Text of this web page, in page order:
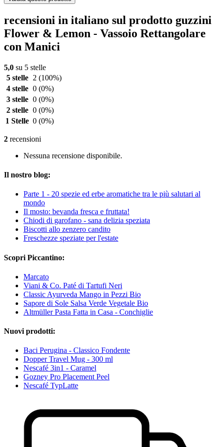
recensioni in italiano sul prodotto guzzini
Flower & Lemon - Vassoio Rettangolare
con Manici
5,0 su 5 stelle
5 stelle
2 (100%)
4 stelle 0 (0%)
3 stelle 0 (0%)
2 stelle 0 (0%)
1 Stelle 0 (0%)
2 recensioni
Nessuna recensione disponibile.
Il nostro blog:
Parte 1 - 20 spezie ed erbe aromatiche tra le più salutari al
mondo
Il mosto: bevanda fresca e fruttata!
Chiodi di garofano - sana delizia speziata
Biscotti allo zenzero candito
Freschezze speziate per l'estate
Scopri Piccantino:
Marcato
Viani & Co. Paté di Tartufi Neri
Classic Ayurveda Mango in Pezzi Bio
Sapore di Sole Salsa Verde Vegetale Bio
Altmüller Pasta Fatta in Casa - Conchiglie
Nuovi prodotti:
Baci Perugina - Classico Fondente
Dopper Travel Mug - 300 ml
Nescafé 3in1 - Caramel
Gozney Pro Placement Peel
Nescafé TypLatte